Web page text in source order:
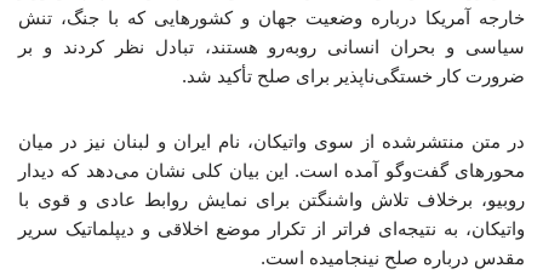
خارجه آمریکا درباره وضعیت جهان و کشورهایی که با جنگ، تنش
سیاسی و بحران انسانی روبه‌رو هستند، تبادل نظر کردند و بر
ضرورت کار خستگی‌ناپذیر برای صلح تأکید شد.
در متن منتشرشده از سوی واتیکان، نام ایران و لبنان نیز در میان
محورهای گفت‌وگو آمده است. این بیان کلی نشان می‌دهد که دیدار
روبیو، برخلاف تلاش واشنگتن برای نمایش روابط عادی و قوی با
واتیکان، به نتیجه‌ای فراتر از تکرار موضع اخلاقی و دیپلماتیک سریر
مقدس درباره صلح نینجامیده است.